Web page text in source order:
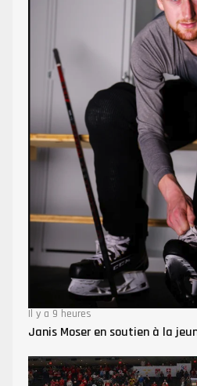
Il y a 9 heures
Janis Moser en soutien à la